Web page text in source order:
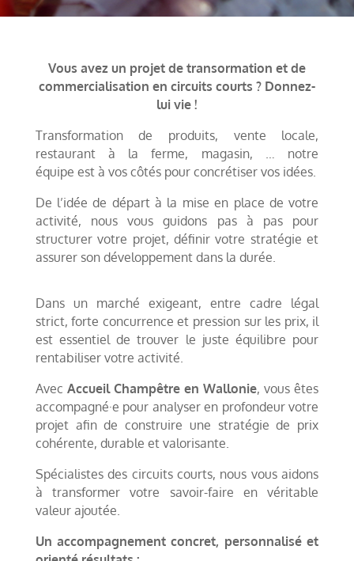
Vous avez un projet de transormation et de
commercialisation en circuits courts ? Donnez-
lui vie !
Transformation de produits, vente locale,
restaurant à la ferme, magasin, … notre
équipe est à vos côtés pour concrétiser vos idées.
De l’idée de départ à la mise en place de votre
activité, nous vous guidons pas à pas pour
structurer votre projet, définir votre stratégie et
assurer son développement dans la durée.
Dans un marché exigeant, entre cadre légal
strict, forte concurrence et pression sur les prix, il
est essentiel de trouver le juste équilibre pour
rentabiliser votre activité.
Avec Accueil Champêtre en Wallonie, vous êtes
accompagné·e pour analyser en profondeur votre
projet afin de construire une stratégie de prix
cohérente, durable et valorisante.
Spécialistes des circuits courts, nous vous aidons
à transformer votre savoir-faire en véritable
valeur ajoutée.
Un accompagnement concret, personnalisé et